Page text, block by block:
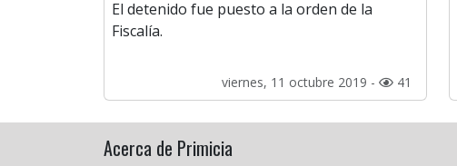
El detenido fue puesto a la orden de la
Fiscalía.
viernes, 11 octubre 2019 - 41
Acerca de Primicia